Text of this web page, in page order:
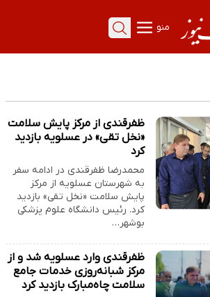
منو
ظفرقندی از مرکز پایش سلامت
«نخل تقی» در عسلویه بازدید
کرد
محمدرضا ظفرقندی در ادامه سفر
به شهرستان عسلویه از مرکز
پایش سلامت «نخل تقی» بازدید
کرد. رئیس دانشگاه علوم پزشکی
بوشهر…
ظفرقندی وارد عسلویه شد و از
مرکز شبانه‌روزی خدمات جامع
سلامت چاه‌مبارک بازدید کرد